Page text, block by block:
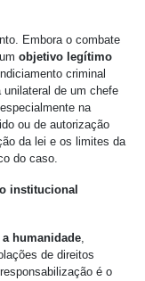
Embora o combate
objetivo legítimo
criminal
unilateral de um chefe
na
ou de autorização
da lei e os limites da
do caso.
institucional
humanidade,
de direitos
é o